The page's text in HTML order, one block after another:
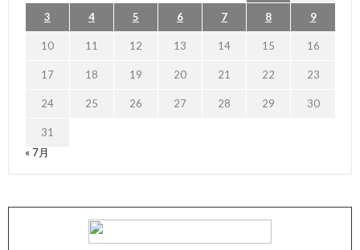
3 4 5 6 7 8 9
10 11 12 13 14 15 16
17 18 19 20 21 22 23
24 25 26 27 28 29 30
31
« 7月